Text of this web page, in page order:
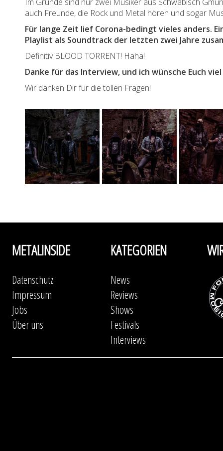
auch Freunde, die Rock und Metal hören und sogar
Für lange Zeit lief Corona-bedingt vieles anders.
Playlist als Soundtrack der letzten zwei Jahre
Definitiv BLOOD TORRENT! Haha!
Danke für das Interview, und ich wünsche Euch
Wir danken Dir für die tollen Fragen!
METALINSIDE
Datenschutz
Impressum
Jobs
Über uns
KATEGORIEN
News
Reviews
Shows
Festivals
Interviews